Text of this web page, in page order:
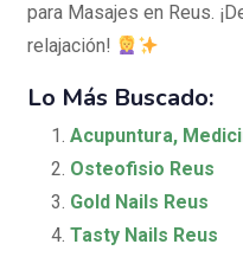
para Masajes en Reus.
relajación!
Lo Más Buscado:
Acupuntura,
Osteofisio Reus
Gold Nails Reus
Tasty Nails Reus